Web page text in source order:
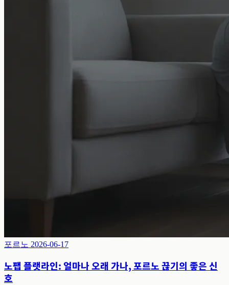
포르노 2026-06-17
노팹 플랫라인: 얼마나 오래 가나, 포르노 끊기의 좋은 신
호